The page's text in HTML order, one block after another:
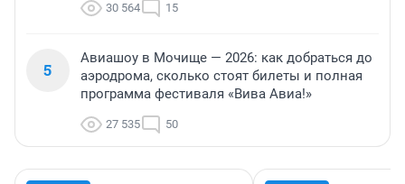
30 564 15
5
Авиашоу в Мочище — 2026: как добраться до
аэродрома, сколько стоят билеты и полная
программа фестиваля «Вива Авиа!»
27 535 50